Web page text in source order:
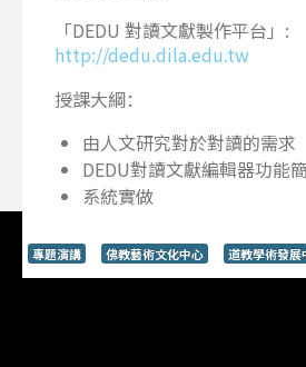
「DEDU 對讀文獻製作平台」:
http://dedu.dila.edu.tw
授課大綱：
由人文研究對於對讀的需求
DEDU對讀文獻編輯器功能
系統實做
專題演講 佛教藝術文化中心 道教學術發展